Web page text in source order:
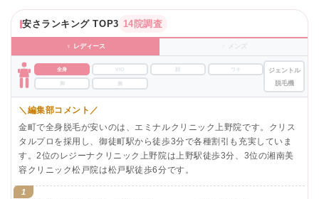
安さランキング TOP3 14院調査
♀ レディース ♂ メンズ
全身 VIO ワキ
脚
ジェントル
脱毛機
＼編集部コメント／
金町で全身脱毛が安いのは、エミナルクリニック上野院です。クリス
タルプロを採用し、御徒町駅から徒歩3分で各種割引も充実していま
す。2位のレジーナクリニック上野院は上野駅徒歩3分、3位の湘南美
容クリニック松戸院は松戸駅徒歩6分です。
1